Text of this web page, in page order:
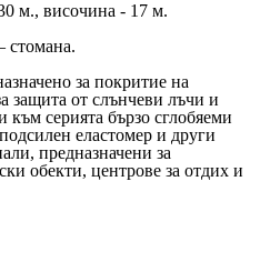
м., височина - 17 м.
стомана.
за покритие на
защита от слънчеви лъчи и
серията бързо сглобяеми
еластомер и други
предназначени за
обекти, центрове за отдих и